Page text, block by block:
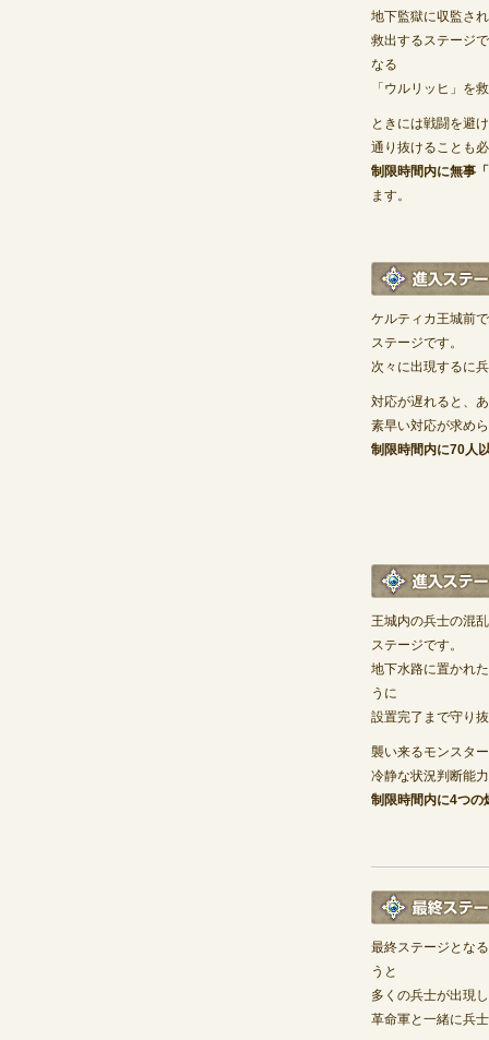
地下監獄に収監さ
救出するステージ
なる
「ウルリッヒ」を
ときには戦闘を避
通り抜けることも
制限時間内に無事
ます。
ケルティカ王城前
ステージです。
次々に出現するに
対応が遅れると、
素早い対応が求め
制限時間内に70人
王城内の兵士の混
ステージです。
地下水路に置かれ
うに
設置完了まで守り
襲い来るモンスタ
冷静な状況判断能
制限時間内に4つの
最終ステージとなる
うと
多くの兵士が出現
革命軍と一緒に兵